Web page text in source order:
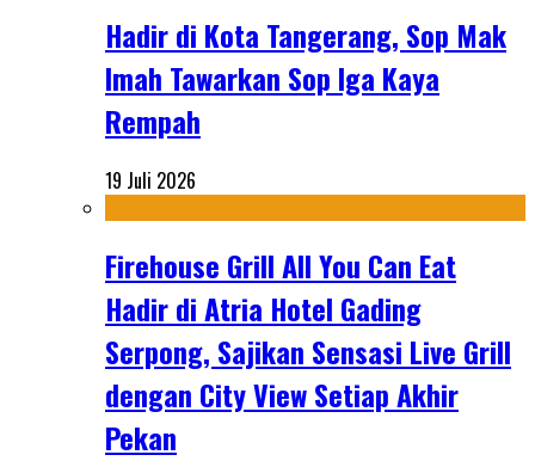
Hadir di Kota Tangerang, Sop Mak
Imah Tawarkan Sop Iga Kaya
Rempah
19 Juli 2026
Firehouse Grill All You Can Eat
Hadir di Atria Hotel Gading
Serpong, Sajikan Sensasi Live Grill
dengan City View Setiap Akhir
Pekan